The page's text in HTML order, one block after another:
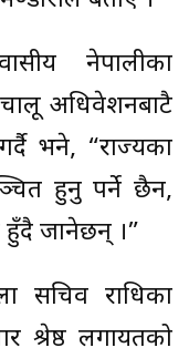
नेपालीका
अधिवेशनबाटै
भने, “राज्यका
हुनु पर्ने छैन,
हुँदै जानेछन् ।”
सचिव राधिका
श्रेष्ठ लगायतको